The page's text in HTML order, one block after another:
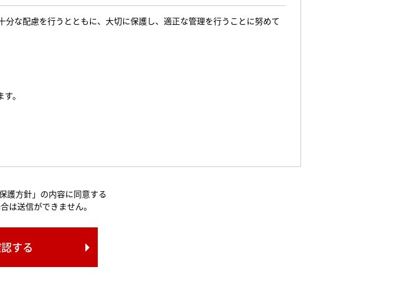
な配慮を行うとともに、大切に保護し、適正な管理を行うことに努めて
。
護方針」の内容に同意する
は送信ができません。